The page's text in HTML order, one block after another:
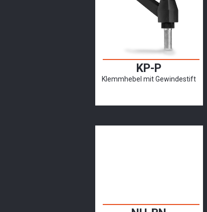
KP-P
Klemmhebel mit Gewindestift